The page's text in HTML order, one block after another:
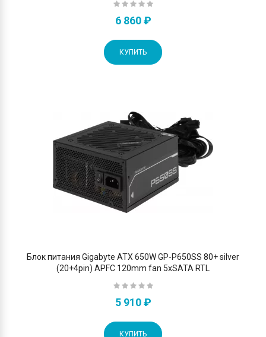
6 860 ₽
КУПИТЬ
Блок питания Gigabyte ATX 650W GP-P650SS 80+ silver
(20+4pin) APFC 120mm fan 5xSATA RTL
5 910 ₽
КУПИТЬ